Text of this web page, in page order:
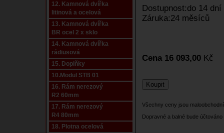
12. Kamnová dvířka
litinová a ocelová
13. Kamnová dvířka
BR ocel 2 x sklo
14. Kamnová dvířka
rádiusová
15. Doplňky
10.Modul STB 01
16. Rám nerezový
R2 60mm
17. Rám nerezový
R4 80mm
18. Plotna ocelová
Dostupnost:do 14 dní
Záruka:24 měsíců
Cena 16 093,00 Kč
Všechny ceny jsou
Dopravné a balné bude